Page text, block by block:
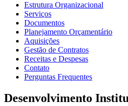
Estrutura Organizacional
Serviços
Documentos
Planejamento Orçamentário
Aquisições
Gestão de Contratos
Receitas e Despesas
Contato
Perguntas Frequentes
Desenvolvimento